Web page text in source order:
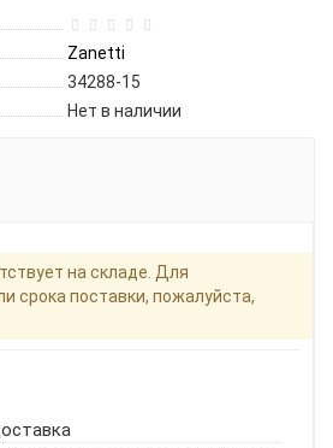
Zanetti
34288-15
Нет в наличии
на складе. Для
срока поставки, пожалуйста,